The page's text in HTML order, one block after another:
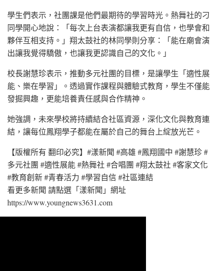
學生們表示，社團課是他們最期待的學習時光。熱舞社的刁
同學開心地說：「每次上台表演都讓我更有自信，也學會和
夥伴互相支持。」翔太鼓社的林同學則分享：「能在廟會演
出讓我覺得驕傲，也讓我更認識自己的文化。」
校長謝慧珍表示，推動多元社團的目標，是讓學生「適性展
能、樂在學習」。透過實作課程與體驗式教育，學生不僅能
發掘興趣，更能培養責任感與合作精神。
她強調，未來學校將持續結合社區資源，深化文化與教育連
結，讓每位鳳翔學子都能在屬於自己的舞台上綻放光芒。
【版權所有 翻印必究】#漾新聞 #高雄 #鳳翔國中 #謝慧珍 #
多元社團 #適性展能 #熱舞社 #合唱團 #翔太鼓社 #客家文化
#教育創新 #青春活力 #學習自信 #社區連結
看更多新聞 請點選「漾新聞」網址
https://www.youngnews3631.com